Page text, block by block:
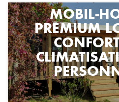
MOBIL-
PREMIUM